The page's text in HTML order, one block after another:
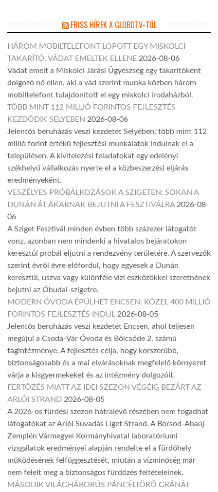
FRISS HÍREK A GLOBOTV-TŐL
HÁROM MOBILTELEFONT LOPOTT EGY MISKOLCI
TAKARÍTÓ, VÁDAT EMELTEK ELLENE 2026-08-06
Vádat emelt a Miskolci Járási Ügyészség egy takarítóként
dolgozó nő ellen, aki a vád szerint munka közben három
mobiltelefont tulajdonított el egy miskolci irodaházból.
TÖBB MINT 112 MILLIÓ FORINTOS FEJLESZTÉS
KEZDŐDIK SELYEBEN 2026-08-06
Jelentős beruházás veszi kezdetét Selyében: több mint 112
millió forint értékű fejlesztési munkálatok indulnak el a
településen. A kivitelezési feladatokat egy edelényi
székhelyű vállalkozás nyerte el a közbeszerzési eljárás
eredményeként.
VESZÉLYES PRÓBÁLKOZÁSOK A SZIGETEN: SOKAN A
DUNÁN ÁT AKARNAK BEJUTNI A FESZTIVÁLRA 2026-08-
06
A Sziget Fesztivál minden évben több százezer látogatót
vonz, azonban nem mindenki a hivatalos bejáratokon
keresztül próbál eljutni a rendezvény területére. A szervezők
szerint évről évre előfordul, hogy egyesek a Dunán
keresztül, úszva vagy különféle vízi eszközökkel szeretnének
bejutni az Óbudai-szigetre.
MODERN ÓVODA ÉPÜLHET ENCSEN: KÖZEL 400 MILLIÓ
FORINTOS FEJLESZTÉS INDUL 2026-08-05
Jelentős beruházás veszi kezdetét Encsen, ahol teljesen
megújul a Csoda-Vár Óvoda és Bölcsőde 2. számú
tagintézménye. A fejlesztés célja, hogy korszerűbb,
biztonságosabb és a mai elvárásoknak megfelelő környezet
várja a kisgyermekeket és az intézmény dolgozóit.
FERTŐZÉS MIATT AZ IDEI SZEZON VÉGÉIG BEZÁRT AZ
ARLÓI STRAND 2026-08-05
A 2026-os fürdési szezon hátralévő részében nem fogadhat
látogatókat az Arlói Suvadás Liget Strand. A Borsod-Abaúj-
Zemplén Vármegyei Kormányhivatal laboratóriumi
vizsgálatok eredményei alapján rendelte el a fürdőhely
működésének felfüggesztését, miután a vízminőség már
nem felelt meg a biztonságos fürdőzés feltételeinek.
MÁSODIK VILÁGHÁBORÚS PÁNCÉLTÖRŐ GRÁNÁT